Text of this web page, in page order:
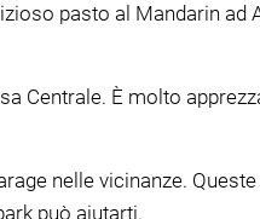
pasto al Mandarin ad
Centrale. È molto
nelle vicinanze.
può aiutarti.